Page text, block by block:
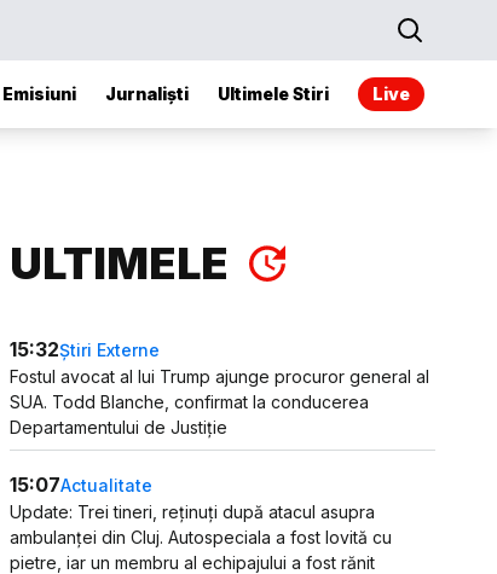
Emisiuni Jurnaliști Ultimele Stiri Live
ULTIMELE
15:32Știri Externe
Fostul avocat al lui Trump ajunge procuror general al
SUA. Todd Blanche, confirmat la conducerea
Departamentului de Justiție
15:07Actualitate
Update: Trei tineri, reținuți după atacul asupra
ambulanței din Cluj. Autospeciala a fost lovită cu
pietre, iar un membru al echipajului a fost rănit